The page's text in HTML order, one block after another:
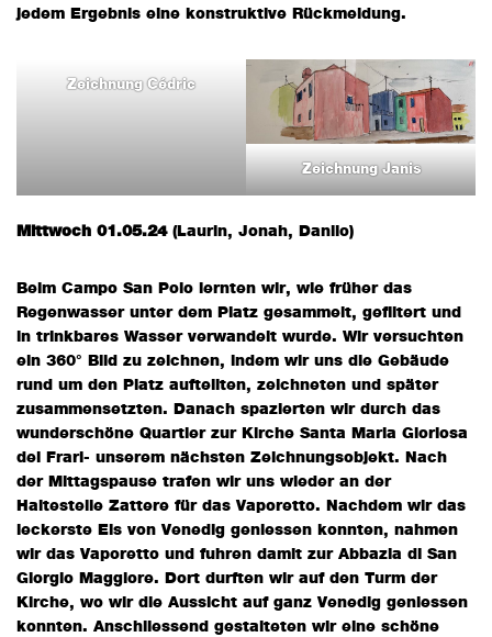
jedem Ergebnis eine konstruktive Rückmeldung.
Zeichnung Cédric
Zeichnung Janis
Mittwoch 01.05.24 (Laurin, Jonah, Danilo)
Beim Campo San Polo lernten wir, wie früher das
Regenwasser unter dem Platz gesammelt, gefiltert und
in trinkbares Wasser verwandelt wurde. Wir versuchten
ein 360° Bild zu zeichnen, indem wir uns die Gebäude
rund um den Platz aufteilten, zeichneten und später
zusammensetzten. Danach spazierten wir durch das
wunderschöne Quartier zur Kirche Santa Maria Gloriosa
dei Frari- unserem nächsten Zeichnungsobjekt. Nach
der Mittagspause trafen wir uns wieder an der
Haltestelle Zattere für das Vaporetto. Nachdem wir das
leckerste Eis von Venedig geniessen konnten, nahmen
wir das Vaporetto und fuhren damit zur Abbazia di San
Giorgio Maggiore. Dort durften wir auf den Turm der
Kirche, wo wir die Aussicht auf ganz Venedig geniessen
konnten. Anschliessend gestalteten wir eine schöne